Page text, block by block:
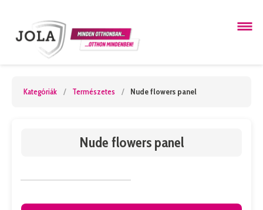
Kategóriák / Természetes / Nude flowers panel
Nude flowers panel